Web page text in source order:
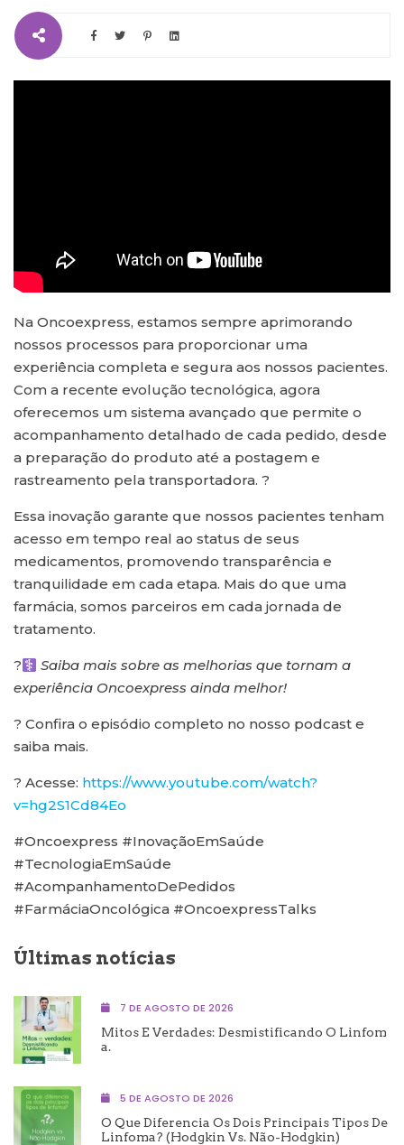
Na Oncoexpress, estamos sempre aprimorando
nossos processos para proporcionar uma
experiência completa e segura aos nossos pacientes.
Com a recente evolução tecnológica, agora
oferecemos um sistema avançado que permite o
acompanhamento detalhado de cada pedido, desde
a preparação do produto até a postagem e
rastreamento pela transportadora. ?
Essa inovação garante que nossos pacientes tenham
acesso em tempo real ao status de seus
medicamentos, promovendo transparência e
tranquilidade em cada etapa. Mais do que uma
farmácia, somos parceiros em cada jornada de
tratamento.
?‍
Saiba mais sobre as melhorias que tornam a
experiência Oncoexpress ainda melhor!
? Confira o episódio completo no nosso podcast e
saiba mais.
? Acesse: https://www.youtube.com/watch?
v=hg2S1Cd84Eo
#Oncoexpress #InovaçãoEmSaúde
#TecnologiaEmSaúde
#AcompanhamentoDePedidos
#FarmáciaOncológica #OncoexpressTalks
Últimas notícias
7 DE AGOSTO DE 2026
Mitos E Verdades: Desmistificando O Linfom
A.
5 DE AGOSTO DE 2026
O Que Diferencia Os Dois Principais Tipos De
Linfoma? (Hodgkin Vs. Não-Hodgkin)